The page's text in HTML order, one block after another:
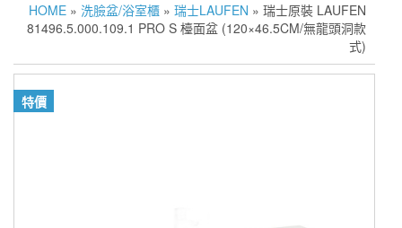
HOME » 洗臉盆/浴室櫃 » 瑞士LAUFEN » 瑞士原裝 LAUFEN
81496.5.000.109.1 PRO S 檯面盆 (120×46.5CM/無龍頭洞款
式)
特價